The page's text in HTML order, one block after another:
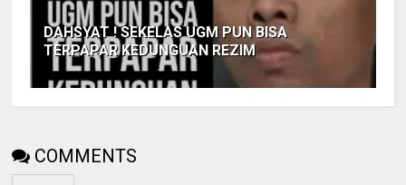
DAHSYAT ! SEKELAS UGM PUN BISA
TERPAPAR KEDUNGUAN REZIM
COMMENTS